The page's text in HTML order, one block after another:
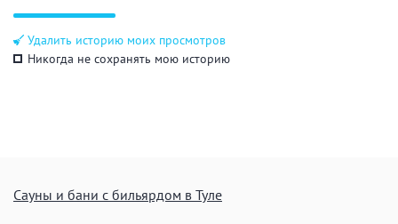
Удалить историю моих просмотров
Никогда не сохранять мою историю
Сауны и бани с бильярдом в Туле